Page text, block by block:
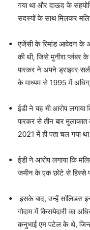
गया था और दाऊद के
सदस्यों के साथ मिलकर
एजेंसी के रिमांड आवेदन के
की थी, जिसे मुनीरा प्लंबर
पारकर ने अपने ड्राइवर
के माध्यम से 1995 में
ईडी ने यह भी आरोप
पारकर से तीन बार
2021 में ही पता चल गया
ईडी ने आरोप लगाया कि
जमीन के एक छोटे से हिस्से
इसके बाद, उन्हें सॉलिडस
गोदाम में किरायेदारी का
कनुभाई एम पटेल के थे,